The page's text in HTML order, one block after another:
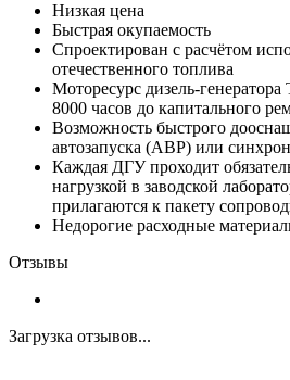
Низкая цена
Быстрая окупаемость
Спроектирован с расчётом
отечественного топлива
Моторесурс дизель-генератора
8000 часов до капитального
Возможность быстрого
автозапуска (АВР) или
Каждая ДГУ проходит
нагрузкой в заводской
прилагаются к пакету
Недорогие расходные
Отзывы
Загрузка отзывов...